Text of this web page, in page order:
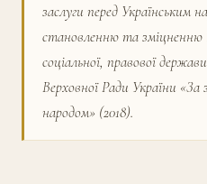
заслуги перед Українським
становленню та зміцненню
соціальної, правової
Верховної Ради Украї­ни «За
народом» (2018).